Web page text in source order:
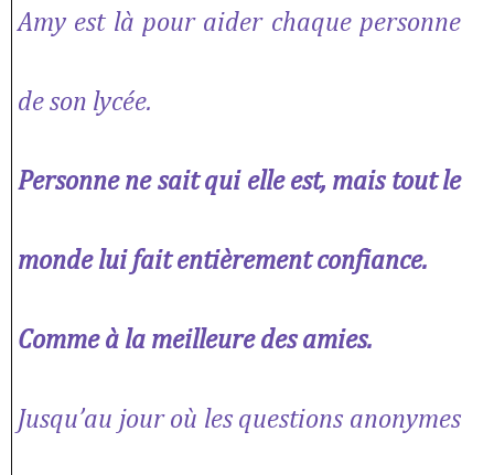
Amy est là pour aider chaque personne
de son lycée.
Personne ne sait qui elle est, mais tout le
monde lui fait entièrement confiance.
Comme à la meilleure des amies.
Jusqu’au jour où les questions anonymes